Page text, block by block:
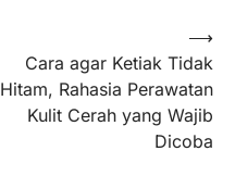
Cara agar Ketiak Tidak
Hitam, Rahasia Perawatan
Kulit Cerah yang Wajib
Dicoba
⟶